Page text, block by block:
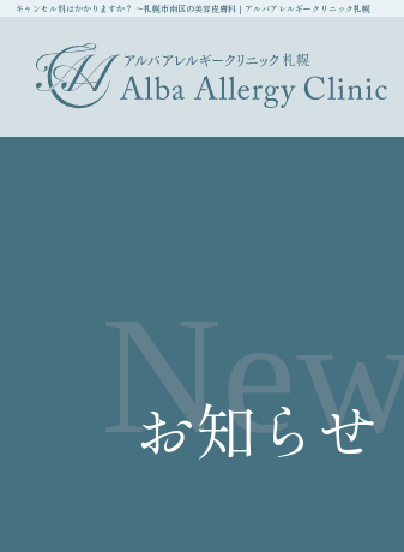
キャンセル料はかかりますか？ ～札幌市南区の美容皮膚科｜アルバアレルギークリニック札幌
お知らせ